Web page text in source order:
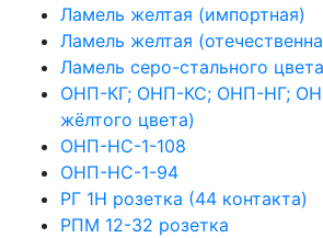
Ламель желтая (импортная)
Ламель желтая
Ламель серо-стального
ОНП-КГ; ОНП-КС; ОНП-НГ;
жёлтого цвета)
ОНП-НС-1-108
ОНП-НС-1-94
РГ 1Н розетка (44 контакта)
РПМ 12-32 розетка